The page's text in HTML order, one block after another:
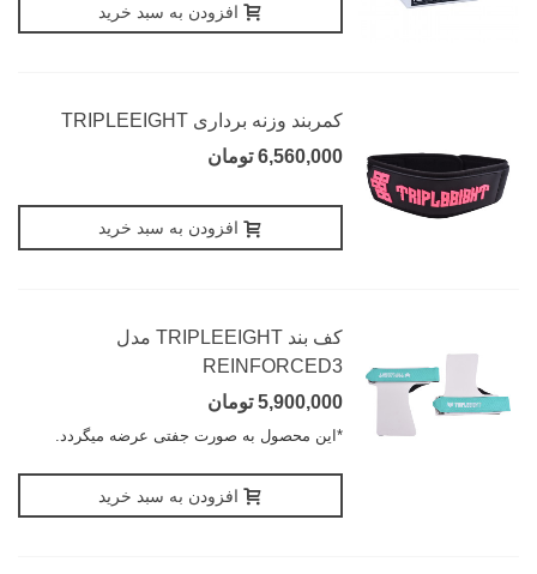
افزودن به سبد خرید
کمربند وزنه برداری TRIPLEEIGHT
6,560,000 تومان
افزودن به سبد خرید
کف بند TRIPLEEIGHT مدل
REINFORCED3
5,900,000 تومان
*این محصول به صورت جفتی عرضه میگردد.
افزودن به سبد خرید